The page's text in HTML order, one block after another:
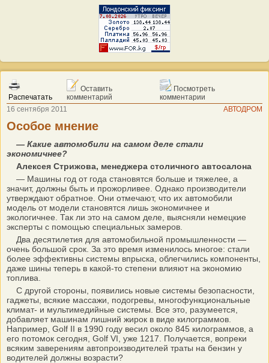
Распечатать
Оставить
комментарий
Посмотреть
комментарии
16 сентября 2011
АВТОДРОМ
Особое мнение
— Какие автомобили на самом деле стали
экономичнее?
Алексея Стрижова, менеджера столичного автосалона
— Машины год от года становятся больше и тяжелее, а
значит, должны быть и прожорливее. Однако производители
утверждают обратное. Они отмечают, что их автомобили
модель от модели становятся лишь экономичнее и
экологичнее. Так ли это на самом деле, выясняли немецкие
эксперты с помощью специальных замеров.
Два десятилетия для автомобильной промышленности —
очень большой срок. За это время изменилось многое: стали
более эффективны системы впрыска, облегчились компоненты,
даже шины теперь в какой-то степени влияют на экономию
топлива.
С другой стороны, появились новые системы безопасности,
гаджеты, всякие массажи, подогревы, многофункциональные
климат- и мультимедийные системы. Все это, разумеется,
добавляет машинам лишний жирок в виде килограммов.
Например, Golf II в 1990 году весил около 845 килограммов, а
его потомок сегодня, Golf VI, уже 1217. Получается, вопреки
всяким заверениям автопроизводителей траты на бензин у
водителей должны возрасти?